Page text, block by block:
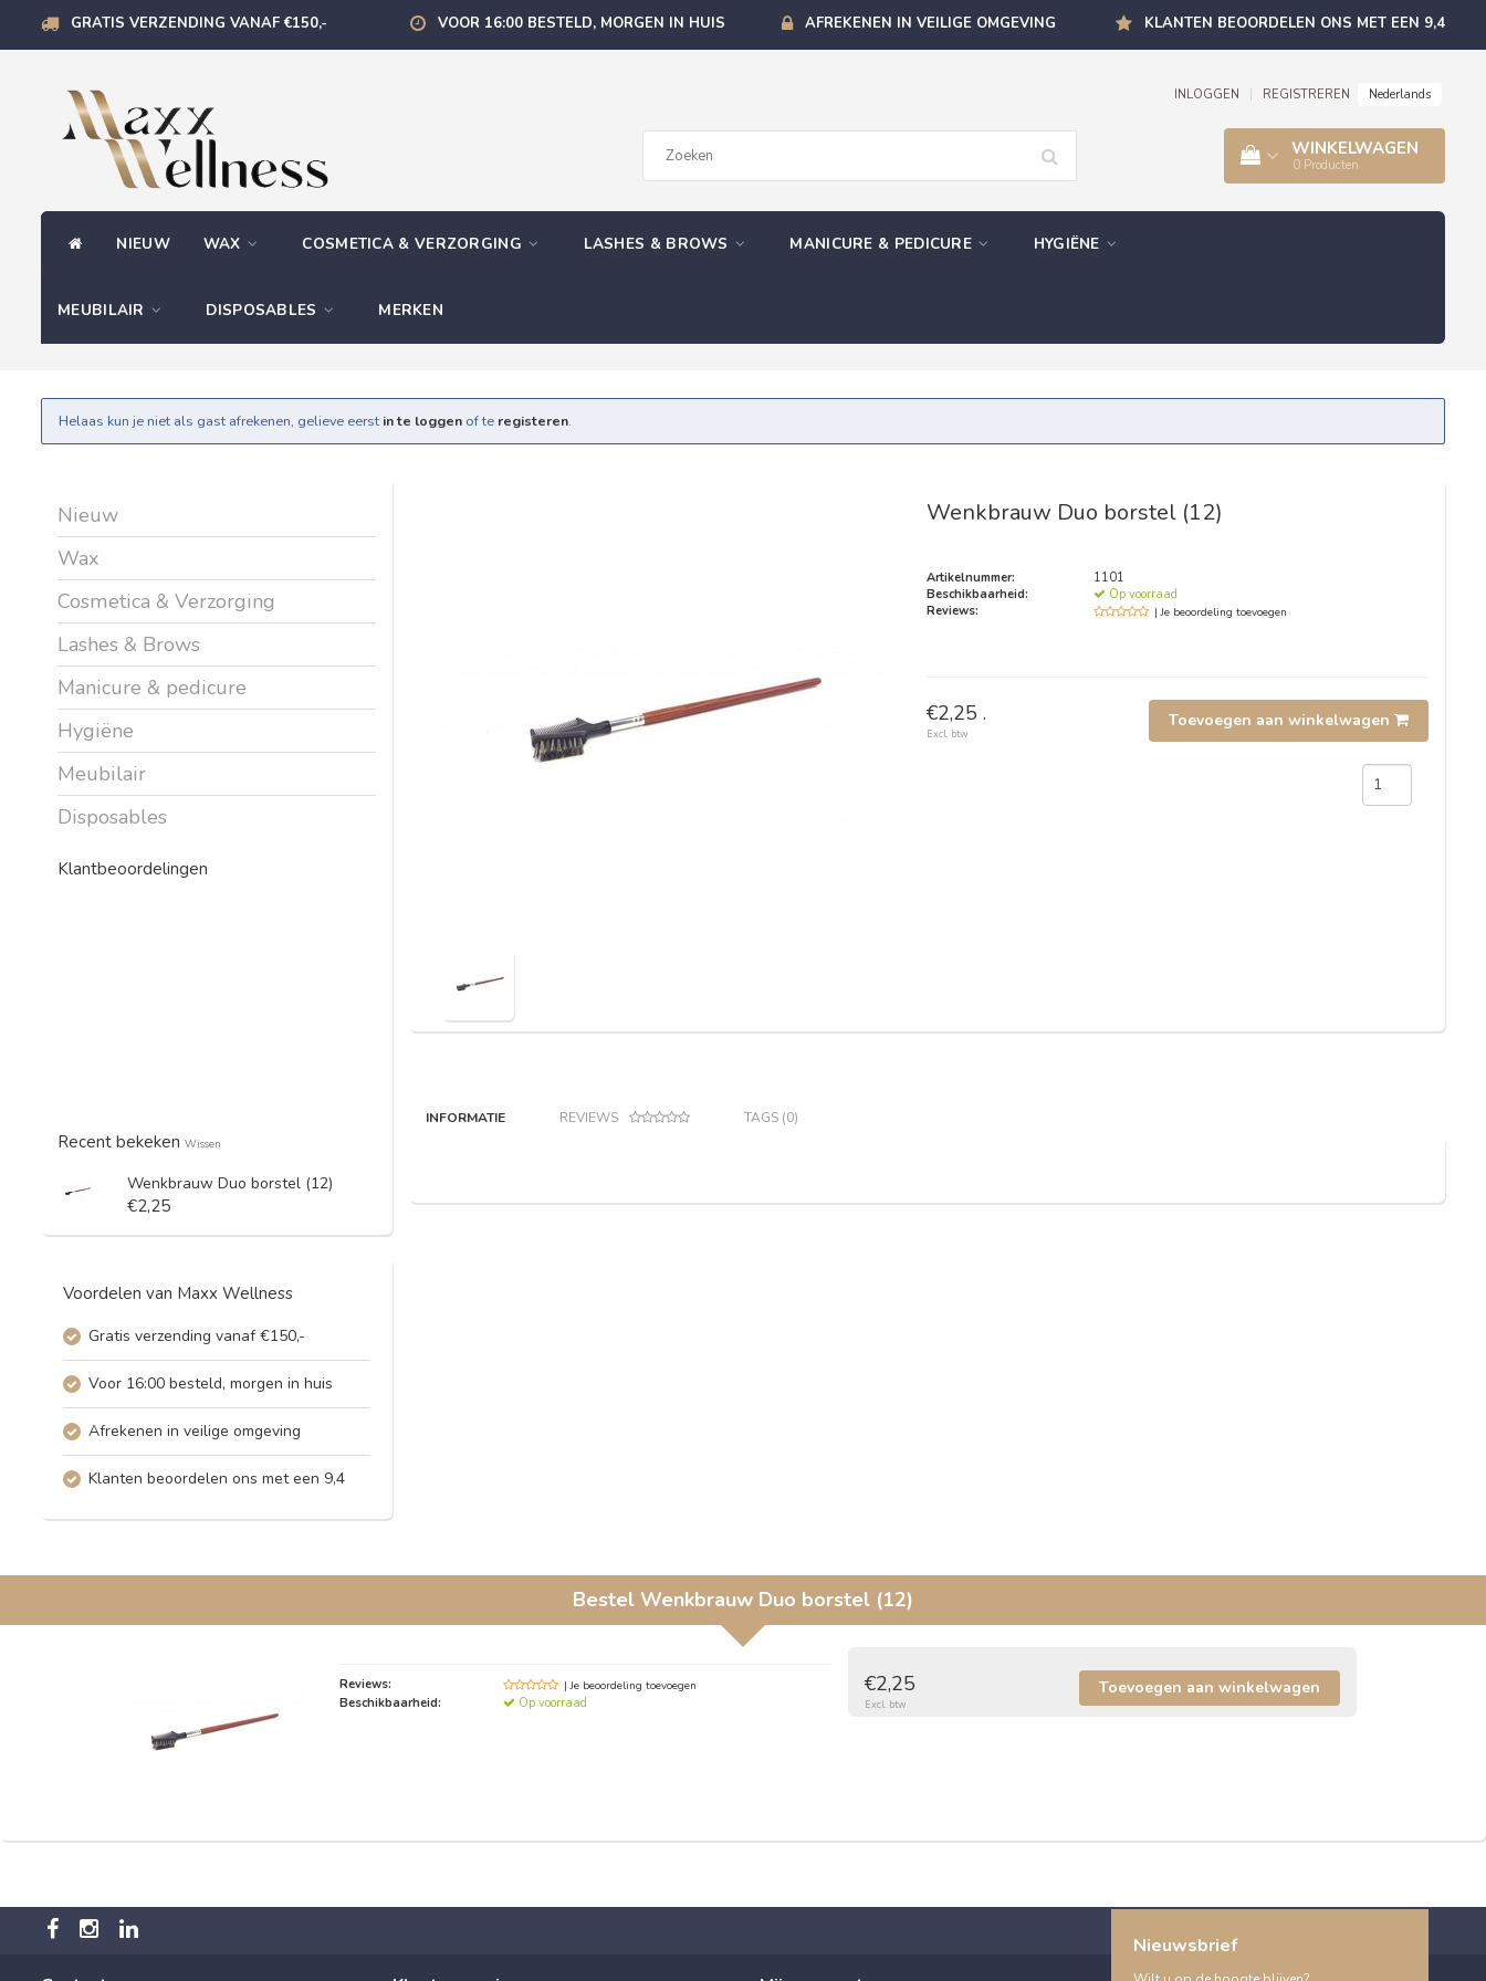
GRATIS VERZENDING VANAF €150,- VOOR 16:00 BESTELD, MORGEN IN HUIS AFREKENEN IN VEILIGE OMGEVING KLANTEN BEOORDELEN ONS MET EEN 9,4
INLOGGEN REGISTREREN Nederlands
WINKELWAGEN
0 Producten
NIEUW WAX COSMETICA & VERZORGING LASHES & BROWS MANICURE & PEDICURE HYGIËNE
MEUBILAIR DISPOSABLES MERKEN
Helaas kun je niet als gast afrekenen, gelieve eerst in te loggen of te registeren.
Nieuw
Wax
Cosmetica & Verzorging
Lashes & Brows
Manicure & pedicure
Hygiëne
Meubilair
Disposables
Klantbeoordelingen
Recent bekeken Wissen
Wenkbrauw Duo borstel (12)
€2,25
Voordelen van Maxx Wellness
Gratis verzending vanaf €150,-
Voor 16:00 besteld, morgen in huis
Afrekenen in veilige omgeving
Klanten beoordelen ons met een 9,4
Wenkbrauw Duo borstel (12)
Artikelnummer:
1101
Beschikbaarheid:
Op voorraad
Reviews:
| Je beoordeling toevoegen
€2,25 .
Excl. btw
Toevoegen aan winkelwagen
INFORMATIE REVIEWS TAGS (0)
Bestel Wenkbrauw Duo borstel (12)
Reviews: | Je beoordeling toevoegen
Beschikbaarheid: Op voorraad
€2,25
Excl. btw
Nieuwsbrief